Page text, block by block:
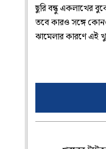
ছুরি বন্ধু একলাখের
তবে কারও সঙ্গে
ঝামেলার কারণে এই